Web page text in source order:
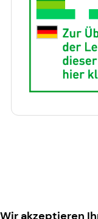
Wir akzeptieren